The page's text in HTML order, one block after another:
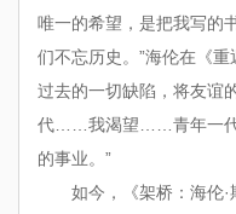
唯一的希望，是把我写的
们不忘历史。”海伦在《
过去的一切缺陷，将友谊
代……我渴望……青年一代
的事业。”
如今，《架桥：海伦·